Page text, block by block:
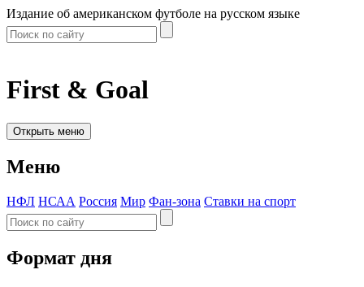
Издание об американском футболе на русском языке
First & Goal
Открыть меню
Меню
НФЛ НСАА Россия Мир Фан-зона Ставки на спорт
Формат дня